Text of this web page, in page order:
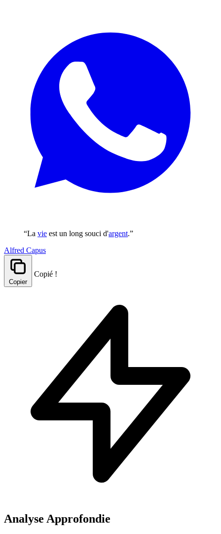
“La vie est un long souci d'argent.”
Alfred Capus
Copier
Copié !
Analyse Approfondie